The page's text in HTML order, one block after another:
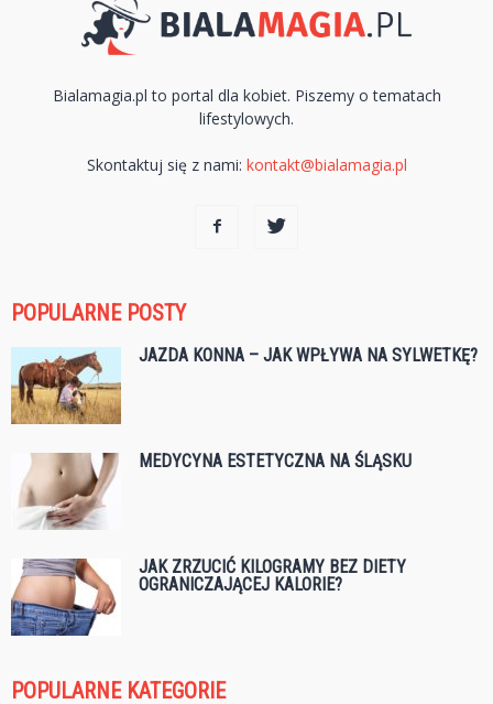
Bialamagia.pl to portal dla kobiet. Piszemy o tematach
lifestylowych.
Skontaktuj się z nami: kontakt@bialamagia.pl
POPULARNE POSTY
JAZDA KONNA – JAK WPŁYWA NA SYLWETKĘ?
MEDYCYNA ESTETYCZNA NA ŚLĄSKU
JAK ZRZUCIĆ KILOGRAMY BEZ DIETY
OGRANICZAJĄCEJ KALORIE?
POPULARNE KATEGORIE